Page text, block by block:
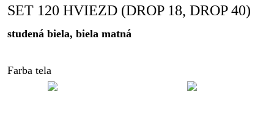
SET 120 HVIEZD (DROP 18, DROP 40)
studená biela, biela matná
Farba tela